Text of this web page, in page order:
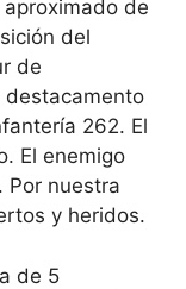
de
del
de
destacamento
262. El
El enemigo
Por nuestra
y heridos.
de 5